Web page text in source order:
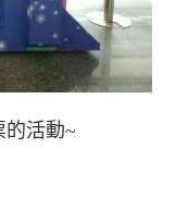
的活動~